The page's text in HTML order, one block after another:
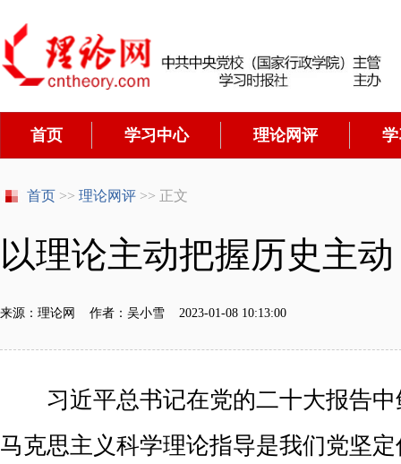
首页 学习中心 理论网评
首页 >> 理论网评 >> 正文
以理论主动把握历史主动
来源：理论网 作者：吴小雪 2023-01-08 10:13:00
习近平总书记在党的二十大报告
马克思主义科学理论指导是我们党坚